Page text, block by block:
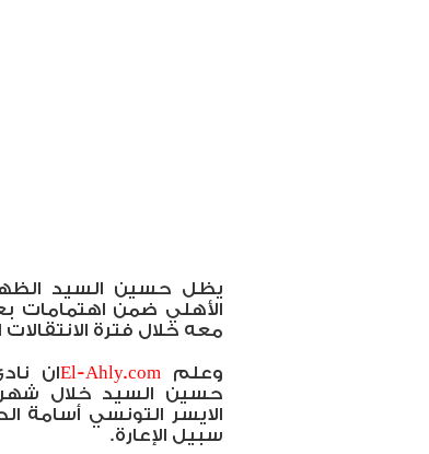
يظل حسين السيد
الأهلي ضمن اهتمامات
معه خلال فترة الانتقالات
وعلم El-Ahly.comان
حسين السيد خلال شهر
الايسر التونسي أسامة
سبيل الإعارة.